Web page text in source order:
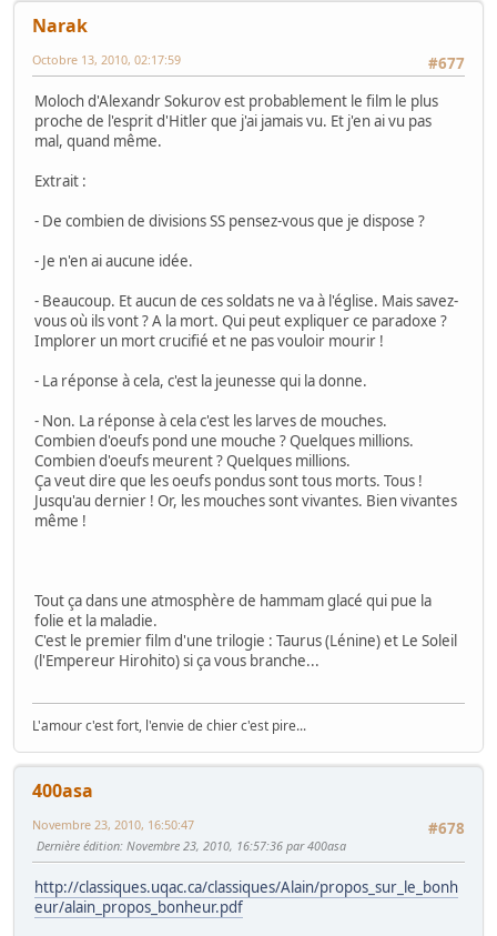
Narak
#677
Octobre 13, 2010, 02:17:59
Moloch d'Alexandr Sokurov est probablement le film le plus
proche de l'esprit d'Hitler que j'ai jamais vu. Et j'en ai vu pas
mal, quand même.
Extrait :
- De combien de divisions SS pensez-vous que je dispose ?
- Je n'en ai aucune idée.
- Beaucoup. Et aucun de ces soldats ne va à l'église. Mais savez-
vous où ils vont ? A la mort. Qui peut expliquer ce paradoxe ?
Implorer un mort crucifié et ne pas vouloir mourir !
- La réponse à cela, c'est la jeunesse qui la donne.
- Non. La réponse à cela c'est les larves de mouches.
Combien d'oeufs pond une mouche ? Quelques millions.
Combien d'oeufs meurent ? Quelques millions.
Ça veut dire que les oeufs pondus sont tous morts. Tous !
Jusqu'au dernier ! Or, les mouches sont vivantes. Bien vivantes
même !
Tout ça dans une atmosphère de hammam glacé qui pue la
folie et la maladie.
C'est le premier film d'une trilogie : Taurus (Lénine) et Le Soleil
(l'Empereur Hirohito) si ça vous branche...
L'amour c'est fort, l'envie de chier c'est pire...
400asa
#678
Novembre 23, 2010, 16:50:47
Dernière édition: Novembre 23, 2010, 16:57:36 par 400asa
http://classiques.uqac.ca/classiques/Alain/propos_sur_le_bonh
eur/alain_propos_bonheur.pdf